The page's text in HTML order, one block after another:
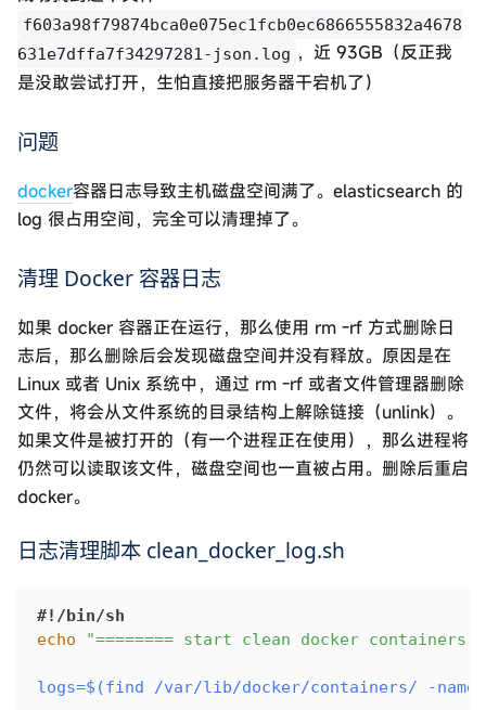
f603a98f79874bca0e075ec1fcb0ec6866555832a4678
631e7dffa7f34297281-json.log ，近 93GB（反正我
是没敢尝试打开，生怕直接把服务器干宕机了）
问题
docker容器日志导致主机磁盘空间满了。elasticsearch 的
log 很占用空间，完全可以清理掉了。
清理 Docker 容器日志
如果 docker 容器正在运行，那么使用 rm -rf 方式删除日
志后，那么删除后会发现磁盘空间并没有释放。原因是在
Linux 或者 Unix 系统中，通过 rm -rf 或者文件管理器删除
文件，将会从文件系统的目录结构上解除链接（unlink）。
如果文件是被打开的（有一个进程正在使用），那么进程将
仍然可以读取该文件，磁盘空间也一直被占用。删除后重启
docker。
日志清理脚本 clean_docker_log.sh
#!/bin/sh
echo
"======== start clean docker containers
logs=$(find /var/lib/docker/containers/ -name